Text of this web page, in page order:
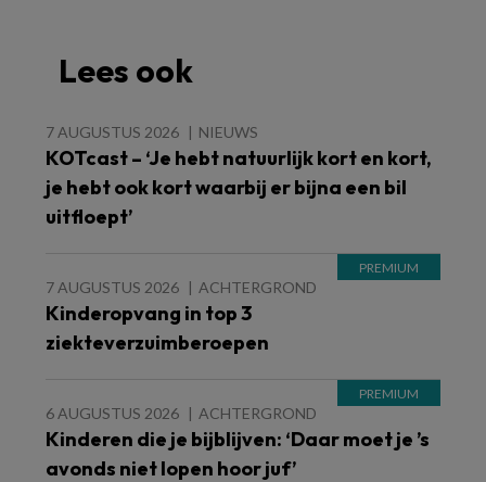
Lees ook
7 AUGUSTUS 2026 NIEUWS
KOTcast – ‘Je hebt natuurlijk kort en kort,
je hebt ook kort waarbij er bijna een bil
uitfloept’
7 AUGUSTUS 2026 ACHTERGROND
Kinderopvang in top 3
ziekteverzuimberoepen
6 AUGUSTUS 2026 ACHTERGROND
Kinderen die je bijblijven: ‘Daar moet je ’s
avonds niet lopen hoor juf’